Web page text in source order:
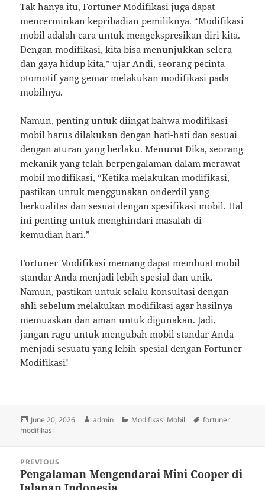
Tak hanya itu, Fortuner Modifikasi juga dapat
mencerminkan kepribadian pemiliknya. “Modifikasi
mobil adalah cara untuk mengekspresikan diri kita.
Dengan modifikasi, kita bisa menunjukkan selera
dan gaya hidup kita,” ujar Andi, seorang pecinta
otomotif yang gemar melakukan modifikasi pada
mobilnya.
Namun, penting untuk diingat bahwa modifikasi
mobil harus dilakukan dengan hati-hati dan sesuai
dengan aturan yang berlaku. Menurut Dika, seorang
mekanik yang telah berpengalaman dalam merawat
mobil modifikasi, “Ketika melakukan modifikasi,
pastikan untuk menggunakan onderdil yang
berkualitas dan sesuai dengan spesifikasi mobil. Hal
ini penting untuk menghindari masalah di
kemudian hari.”
Fortuner Modifikasi memang dapat membuat mobil
standar Anda menjadi lebih spesial dan unik.
Namun, pastikan untuk selalu konsultasi dengan
ahli sebelum melakukan modifikasi agar hasilnya
memuaskan dan aman untuk digunakan. Jadi,
jangan ragu untuk mengubah mobil standar Anda
menjadi sesuatu yang lebih spesial dengan Fortuner
Modifikasi!
Posted
on
June 20, 2026 Author
admin Categories
Modifikasi Mobil Tags
fortuner
modifikasi
navigation
PREVIOUS
Previous
Pengalaman Mengendarai Mini Cooper di